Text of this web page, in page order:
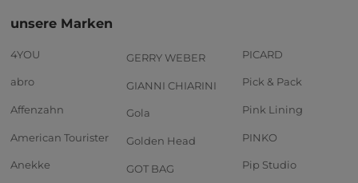
unsere Marken
4YOU
abro
Affenzahn
American Tourister
Anekke
GERRY WEBER
GIANNI CHIARINI
Gola
Golden Head
GOT BAG
PICARD
Pick & Pack
Pink Lining
PINKO
Pip Studio